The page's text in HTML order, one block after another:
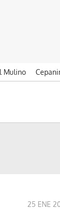
Mulino
25 ENE